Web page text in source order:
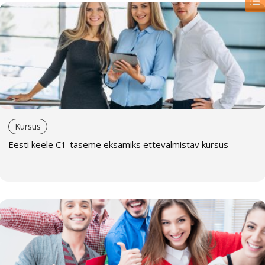
pereliikmete, kolleegide või sõpradega, jaguneb
koolituse hind teie vahel).
Individuaalne õppevorm sobib neile, kes:
on hõivatud ega saa järgida rühmaõppe ajakava ning
vajavad seetõttu paindlikumat graafikut;
tunnevad end rühmas ebakindlalt ja eelistavad
personaalsemat/privaatsemat õppekeskkonda;
Individuaalõpe on neile, kes teavad kvaliteedi ja aja
Mugavad koolitusajad
Pakume õpet igasuguse tasemega rühmades, erineva
õppimistempo ja -sagedusega tunde ning paindlikku
tunniplaani (hommikused, pärastlõunased ja õhtused
Kursus
Eesti keele C1-taseme eksamiks ettevalmistav kursus